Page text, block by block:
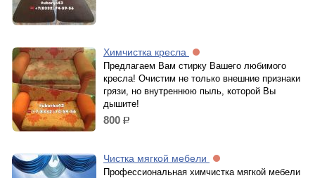
Химчистка кресла
Предлагаем Вам стирку Вашего любимого
кресла! Очистим не только внешние признаки
грязи, но внутреннюю пыль, которой Вы
дышите!
800 р.
Чистка мягкой мебели
Профессиональная химчистка мягкой мебели